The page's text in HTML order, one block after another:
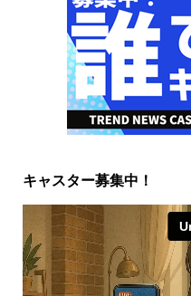
キャスター募集中！